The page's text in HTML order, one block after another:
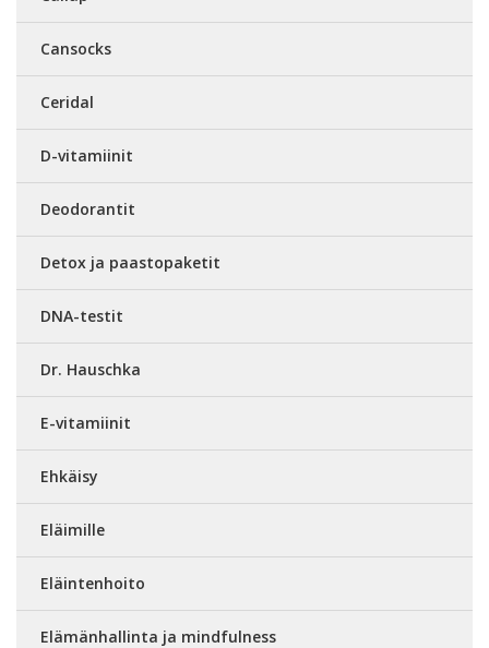
Cansocks
Ceridal
D-vitamiinit
Deodorantit
Detox ja paastopaketit
DNA-testit
Dr. Hauschka
E-vitamiinit
Ehkäisy
Eläimille
Eläintenhoito
Elämänhallinta ja mindfulness